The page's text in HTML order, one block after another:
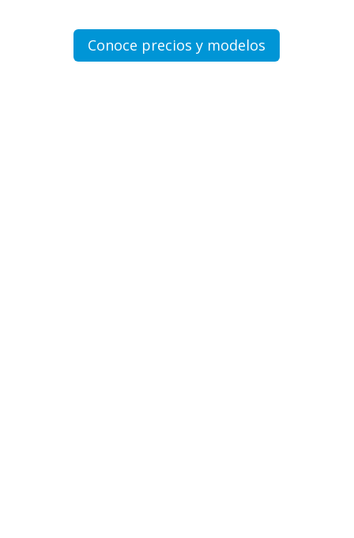
Conoce precios y modelos